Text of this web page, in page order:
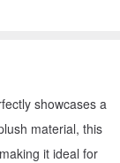
showcases a
material, this
it ideal for